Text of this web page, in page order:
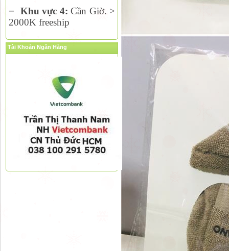
− Khu vực 4:Cần Giờ. >
2000K freeship
Tài Khoản Ngân Hàng